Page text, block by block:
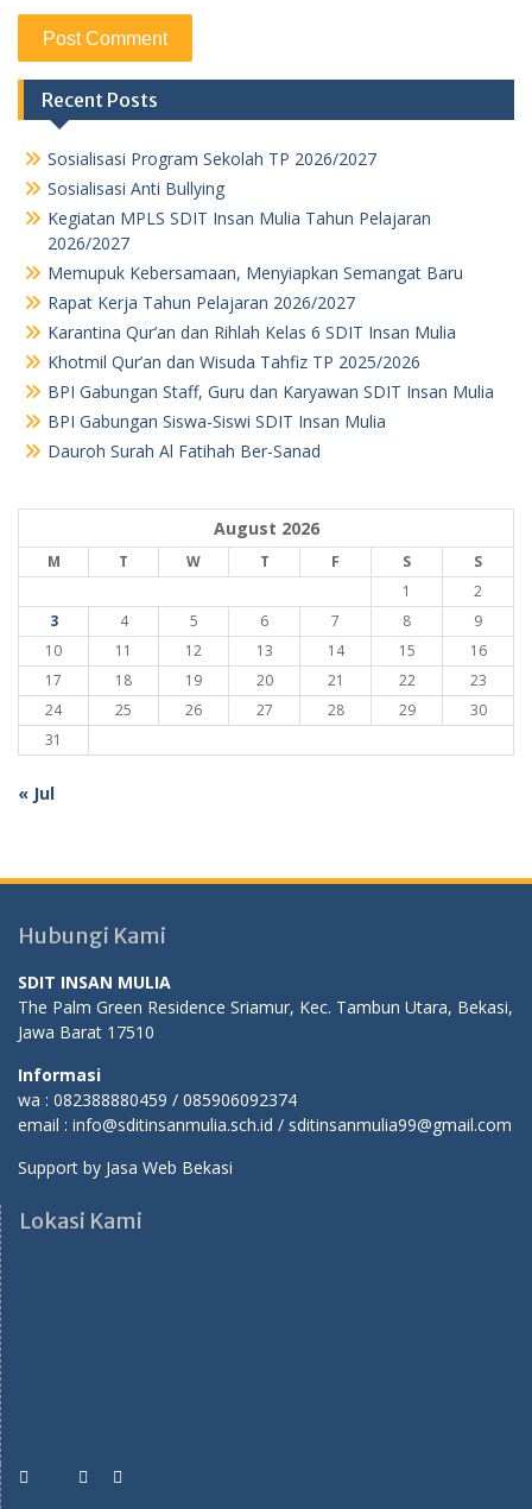
Recent Posts
Sosialisasi Program Sekolah TP 2026/2027
Sosialisasi Anti Bullying
Kegiatan MPLS SDIT Insan Mulia Tahun Pelajaran
2026/2027
Memupuk Kebersamaan, Menyiapkan Semangat Baru
Rapat Kerja Tahun Pelajaran 2026/2027
Karantina Qur’an dan Rihlah Kelas 6 SDIT Insan Mulia
Khotmil Qur’an dan Wisuda Tahfiz TP 2025/2026
BPI Gabungan Staff, Guru dan Karyawan SDIT Insan Mulia
BPI Gabungan Siswa-Siswi SDIT Insan Mulia
Dauroh Surah Al Fatihah Ber-Sanad
August 2026
M T W T F S
S
1
2
3
4 5 6 7 8
9
10
11 12 13 14 15
16
17
18 19 20 21 22
23
24
25 26 27 28 29
30
31
« Jul
Hubungi Kami
SDIT INSAN MULIA
The Palm Green Residence Sriamur, Kec. Tambun Utara, Bekasi,
Jawa Barat 17510
Informasi
wa : 082388880459 / 085906092374
email : info@sditinsanmulia.sch.id / sditinsanmulia99@gmail.com
Support by Jasa Web Bekasi
Lokasi Kami